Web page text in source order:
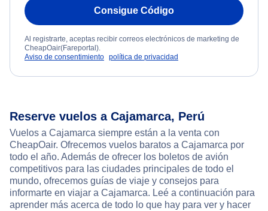
Consigue Código
Al registrarte, aceptas recibir correos electrónicos de marketing de
CheapOair(Fareportal).
Aviso de consentimiento política de privacidad
Reserve vuelos a Cajamarca, Perú
Vuelos a Cajamarca siempre están a la venta con
CheapOair. Ofrecemos vuelos baratos a Cajamarca por
todo el año. Además de ofrecer los boletos de avión
competitivos para las ciudades principales de todo el
mundo, ofrecemos guías de viaje y consejos para
informarte en viajar a Cajamarca. Leé a continuación para
aprender más acerca de todo lo que hay para ver y hacer